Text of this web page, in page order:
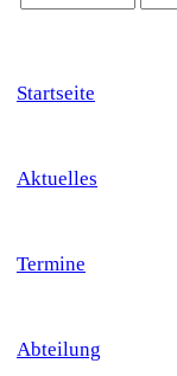
Startseite
Aktuelles
Termine
Abteilung